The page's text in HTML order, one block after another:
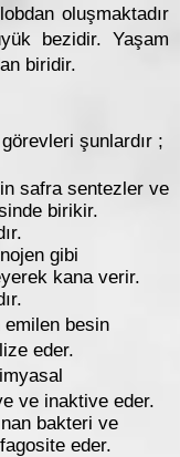
oluşmaktadır
bezidir. Yaşam
biridir.
şunlardır ;
safra sentezler ve
birikir.
gibi
kana verir.
emilen besin
eder.
ve inaktive eder.
bakteri ve
eder.